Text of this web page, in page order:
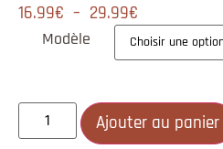
16.99€ – 29.99€
Modèle
Ajouter au panier